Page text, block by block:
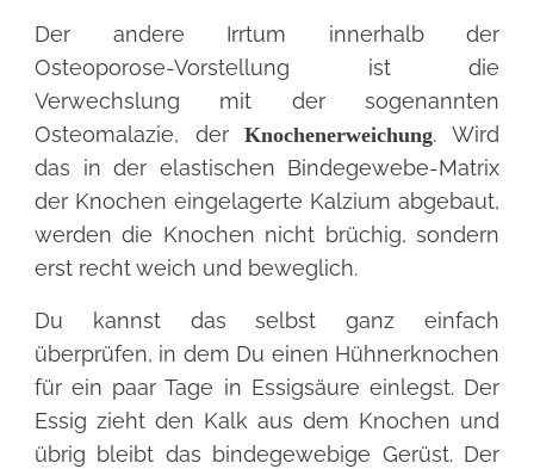
Der andere Irrtum innerhalb der
Osteoporose-Vorstellung ist die
Verwechslung mit der sogenannten
Osteomalazie, derKnochenerweichung. Wird
das in der elastischen Bindegewebe-Matrix
der Knochen eingelagerte Kalzium abgebaut,
werden die Knochen nicht brüchig, sondern
erst recht weich und beweglich.
Du kannst das selbst ganz einfach
überprüfen, in dem Du einen Hühnerknochen
für ein paar Tage in Essigsäure einlegst. Der
Essig zieht den Kalk aus dem Knochen und
übrig bleibt das bindegewebige Gerüst. Der